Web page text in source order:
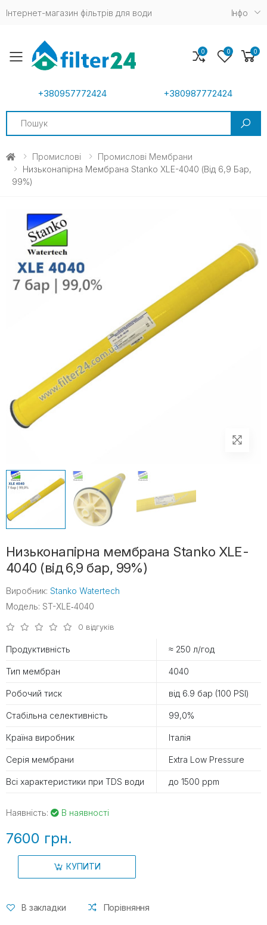
Інтернет-магазин фільтрів для води Iнфо
Toggle mobile menu
+380957772424 +380987772424
Search
0 0 0
Промислові
Промислові Мембрани
Низьконапірна Мембрана Stanko XLE-4040 (від 6,9 Бар,
99%)
Низьконапірна мембрана Stanko XLE-
4040 (від 6,9 бар, 99%)
Виробник: Stanko Watertech
Модель: ST-XLE‐4040
0 відгуків
Продуктивність ≈ 250 л/год
Тип мембран 4040
Робочий тиск від 6.9 бар (100 PSI)
Стабільна селективність 99,0%
Країна виробник Італія
Серія мембрани Extra Low Pressure
Всі характеристики при TDS води до 1500 ppm
Наявність: В наявності
7600 грн.
КУПИТИ
В закладки Порівняння